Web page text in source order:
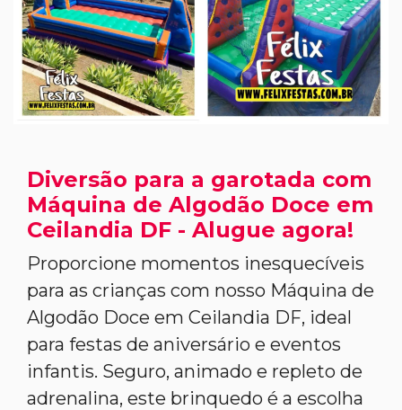
Diversão para a garotada com
Máquina de Algodão Doce em
Ceilandia DF - Alugue agora!
Proporcione momentos inesquecíveis
para as crianças com nosso Máquina de
Algodão Doce em Ceilandia DF, ideal
para festas de aniversário e eventos
infantis. Seguro, animado e repleto de
adrenalina, este brinquedo é a escolha